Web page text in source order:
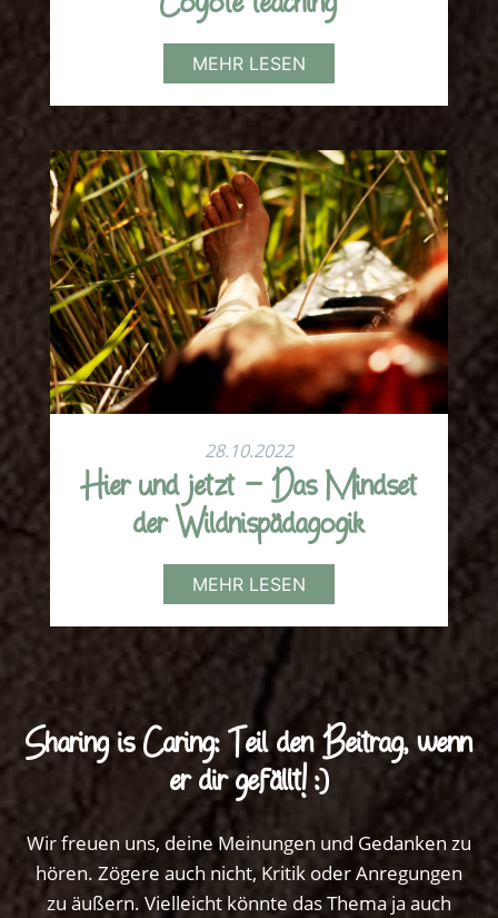
MEHR LESEN
28.10.2022
Hier und jetzt - Das Mindset
der Wildnispädagogik
MEHR LESEN
Sharing is Caring: Teil den Beitrag, wenn
er dir gefällt! :)
Wir freuen uns, deine Meinungen und Gedanken zu
hören. Zögere auch nicht, Kritik oder Anregungen
zu äußern. Vielleicht könnte das Thema ja auch